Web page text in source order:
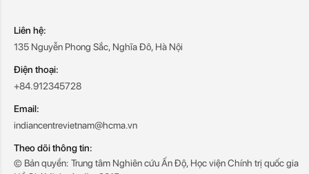
Liên hệ:
135 Nguyễn Phong Sắc, Nghĩa Đô, Hà Nội
Điện thoại:
+84.912345728
Email:
indiancentrevietnam@hcma.vn
Theo dõi thông tin:
© Bản quyền: Trung tâm Nghiên cứu Ấn Độ, Học viện Chính trị quốc gia